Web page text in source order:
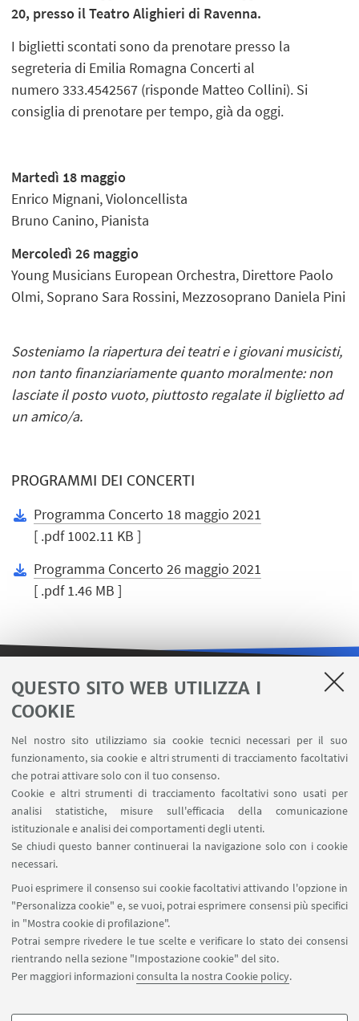
QUESTO SITO WEB UTILIZZA I
COOKIE
Nel nostro sito utilizziamo sia cookie tecnici necessari per il suo
funzionamento, sia cookie e altri strumenti di tracciamento facoltativi
che potrai attivare solo con il tuo consenso.
Cookie e altri strumenti di tracciamento facoltativi sono usati per
analisi statistiche, misure sull'efficacia della comunicazione
istituzionale e analisi dei comportamenti degli utenti.
Se chiudi questo banner continuerai la navigazione solo con i cookie
necessari.
Puoi esprimere il consenso sui cookie facoltativi attivando l'opzione in
"Personalizza cookie" e, se vuoi, potrai esprimere consensi più specifici
in "Mostra cookie di profilazione".
Potrai sempre rivedere le tue scelte e verificare lo stato dei consensi
rientrando nella sezione "Impostazione cookie" del sito.
Per maggiori informazioniconsulta la nostra Cookie policy.
20, presso il Teatro Alighieri di Ravenna.
I biglietti scontati sono da prenotare presso la
segreteria di Emilia Romagna Concerti al
numero 333.4542567 (risponde Matteo Collini). Si
consiglia di prenotare per tempo, già da oggi.
Martedì 18 maggio
Enrico Mignani, Violoncellista
Bruno Canino, Pianista
Mercoledì 26 maggio
Young Musicians European Orchestra, Direttore Paolo
Olmi, Soprano Sara Rossini, Mezzosoprano Daniela Pini
Sosteniamo la riapertura dei teatri e i giovani musicisti,
non tanto finanziariamente quanto moralmente: non
lasciate il posto vuoto, piuttosto regalate il biglietto ad
un amico/a.
PROGRAMMI DEI CONCERTI
Programma Concerto 18 maggio 2021
[ .pdf 1002.11 KB ]
Programma Concerto 26 maggio 2021
[ .pdf 1.46 MB ]
LINK UTILI
Area riservata
Carta dei servizi
SEGUI IL DIPARTIMENTO SU:
SEGUI UNIBO SU:
APP: